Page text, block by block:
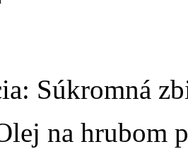
Súkromná
na hrubom